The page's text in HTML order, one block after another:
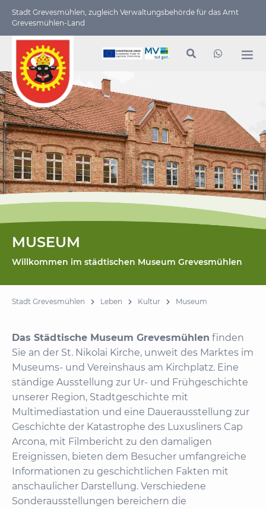
Stadt Grevesmühlen, zugleich Verwaltungs­behörde für das Amt
Grevesmühlen-Land
MUSEUM
Willkommen im städtischen Museum Grevesmühlen
Stadt Grevesmühlen Leben Kultur Museum
Das Städtische Museum Grevesmühlen finden
Sie an der St. Nikolai Kirche, unweit des Marktes im
Museums- und Vereinshaus am Kirchplatz. Eine
ständige Ausstellung zur Ur- und Frühgeschichte
unserer Region, Stadtgeschichte mit
Multimediastation und eine Dauerausstellung zur
Geschichte der Katastrophe des Luxusliners Cap
Arcona, mit Filmbericht zu den damaligen
Ereignissen, bieten dem Besucher umfangreiche
Informationen zu geschichtlichen Fakten mit
anschaulicher Darstellung. Verschiedene
Sonderausstellungen bereichern die